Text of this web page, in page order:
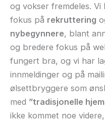
og vokser fremdeles.
fokus på rekruttering
nybegynnere, blant
og bredere fokus på
fungert bra, og vi har
innmeldinger og på
ølsettbryggere som
med ”tradisjonelle
ikke kommet noe